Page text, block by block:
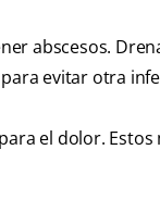
abscesos.
evitar otra
el dolor.